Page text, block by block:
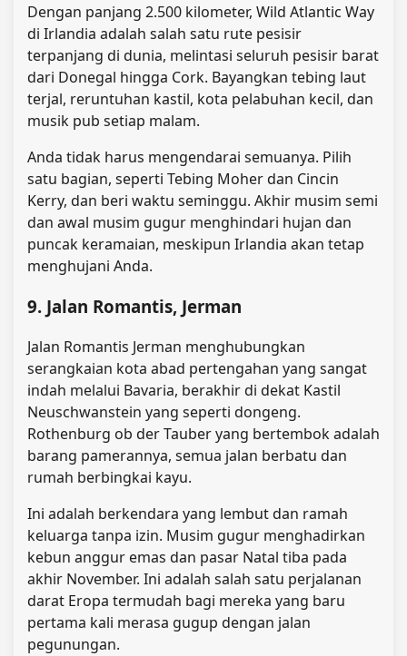
Dengan panjang 2.500 kilometer, Wild Atlantic Way
di Irlandia adalah salah satu rute pesisir
terpanjang di dunia, melintasi seluruh pesisir barat
dari Donegal hingga Cork. Bayangkan tebing laut
terjal, reruntuhan kastil, kota pelabuhan kecil, dan
musik pub setiap malam.
Anda tidak harus mengendarai semuanya. Pilih
satu bagian, seperti Tebing Moher dan Cincin
Kerry, dan beri waktu seminggu. Akhir musim semi
dan awal musim gugur menghindari hujan dan
puncak keramaian, meskipun Irlandia akan tetap
menghujani Anda.
9. Jalan Romantis, Jerman
Jalan Romantis Jerman menghubungkan
serangkaian kota abad pertengahan yang sangat
indah melalui Bavaria, berakhir di dekat Kastil
Neuschwanstein yang seperti dongeng.
Rothenburg ob der Tauber yang bertembok adalah
barang pamerannya, semua jalan berbatu dan
rumah berbingkai kayu.
Ini adalah berkendara yang lembut dan ramah
keluarga tanpa izin. Musim gugur menghadirkan
kebun anggur emas dan pasar Natal tiba pada
akhir November. Ini adalah salah satu perjalanan
darat Eropa termudah bagi mereka yang baru
pertama kali merasa gugup dengan jalan
pegunungan.